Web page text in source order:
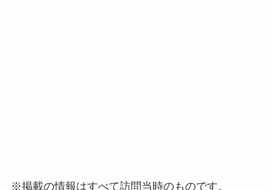
※掲載の情報はすべて訪問当時のものです。